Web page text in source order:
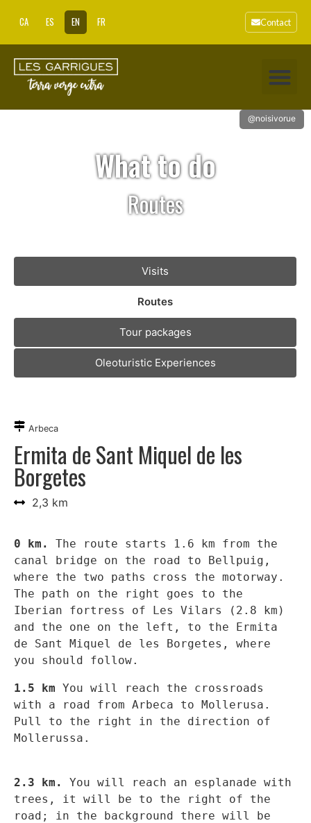
CA ES EN FR Contact
@noisivorue
What to do
Routes
Visits
Routes
Tour packages
Oleoturistic Experiences
Arbeca
Ermita de Sant Miquel de les
Borgetes
2,3 km
0 km.
The route starts 1.6 km from the
canal bridge on the road to Bellpuig,
where the two paths cross the motorway.
The path on the right goes to the
Iberian fortress of Les Vilars (2.8 km)
and the one on the left, to the Ermita
de Sant Miquel de les Borgetes, where
you should follow.
1.5 km You will reach the crossroads
with a road from Arbeca to Mollerusa.
Pull to the right in the direction of
Mollerussa.
2.3 km.
You will reach an esplanade with
trees, it will be to the right of the
road; in the background there will be ​